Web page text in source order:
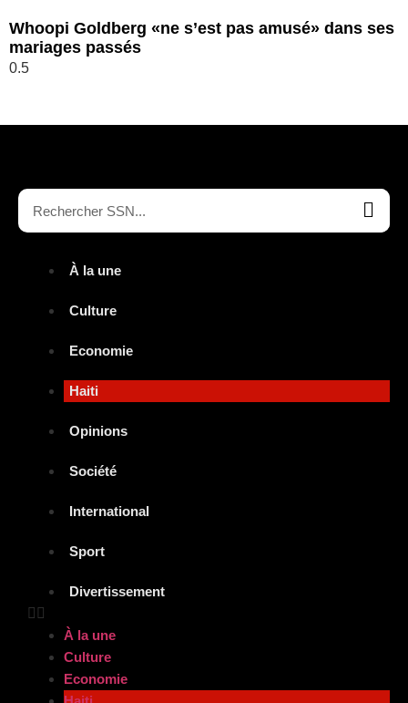
Whoopi Goldberg «ne s’est pas amusé» dans ses
mariages passés
À la une
Culture
Economie
Haiti
Opinions
Société
International
Sport
Divertissement
À la une
Culture
Economie